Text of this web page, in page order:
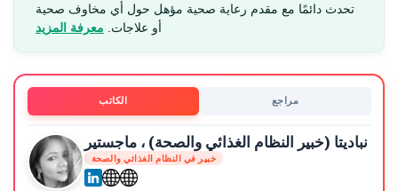
تحدث دائمًا مع مقدم رعاية صحية مؤهل حول أي مخاوف صحية
أو علاجات. معرفة المزيد
الكاتب مراجع
نباديتا (خبير النظام الغذائي والصحة) ، ماجستير
خبير في النظام الغذائي والصحة